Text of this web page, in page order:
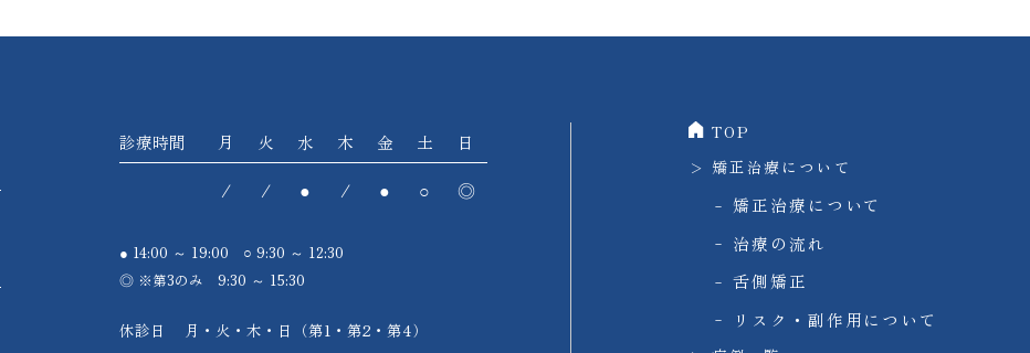
診療時間 月 火 水 木 金 土 日
/ / ● / ● ○ ◎
● 14:00 ～ 19:00 ○ 9:30 ～ 12:30
◎ ※第3のみ 9:30 ～ 15:30
休診日 月・火・木・日（第1・第2・第4）
TOP
矯正治療について
矯正治療について
治療の流れ
舌側矯正
リスク・副作用について